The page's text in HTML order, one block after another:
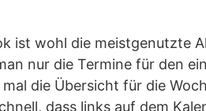
ist wohl die meistgenutzte
nur die Termine für den
die Übersicht für die
dass links auf dem